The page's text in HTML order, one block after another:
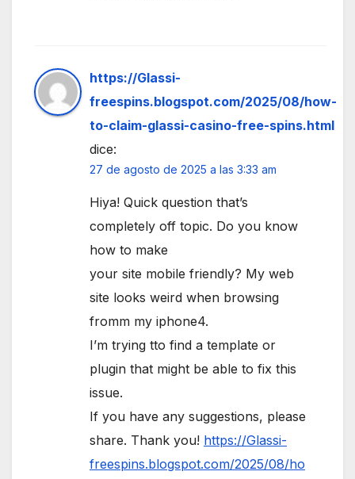
https://Glassi-
freespins.blogspot.com/2025/08/how-
to-claim-glassi-casino-free-spins.html
dice:
27 de agosto de 2025 a las 3:33 am
Hiya! Quick question that’s
completely off topic. Do you know
how to make
your site mobile friendly? My web
site looks weird when browsing
fromm my iphone4.
I’m trying tto find a template or
plugin that might be able to fix this
issue.
If you have any suggestions, please
share. Thank you! https://Glassi-
freespins.blogspot.com/2025/08/ho